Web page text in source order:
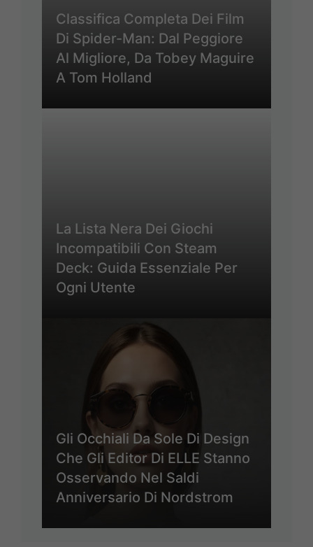
Classifica Completa Dei Film
Di Spider-Man: Dal Peggiore
Al Migliore, Da Tobey Maguire
A Tom Holland
La Lista Nera Dei Giochi
Incompatibili Con Steam
Deck: Guida Essenziale Per
Ogni Utente
Gli Occhiali Da Sole Di Design
Che Gli Editor Di ELLE Stanno
Osservando Nel Saldi
Anniversario Di Nordstrom